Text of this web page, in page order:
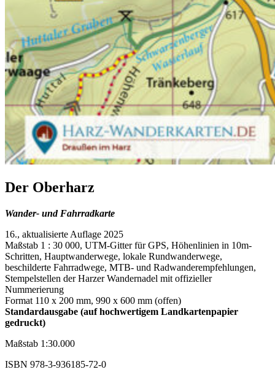
Der Oberharz
Wander- und Fahrradkarte
16., aktualisierte Auflage 2025
Maßstab 1 : 30 000, UTM-Gitter für GPS, Höhenlinien in 10m-
Schritten, Hauptwanderwege, lokale Rundwanderwege,
beschilderte Fahrradwege, MTB- und Radwanderempfehlungen,
Stempelstellen der Harzer Wandernadel mit offizieller
Nummerierung
Format 110 x 200 mm, 990 x 600 mm (offen)
Standardausgabe (auf hochwertigem Landkartenpapier
gedruckt)
Maßstab 1:30.000
ISBN 978-3-936185-72-0